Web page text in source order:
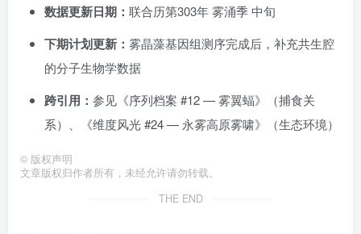
数据更新日期： 联合历第303年 雾涌季 中旬
下期计划更新： 雾晶藻基因组测序完成后，补充共生腔
的分子生物学数据
跨引用： 参见《序列档案 #12 — 雾翼蝠》（捕食关
系）、《维度风光 #24 — 永雾高原雾啸》（生态环境）
© 版权声明
文章版权归作者所有，未经允许请勿转载。
THE END